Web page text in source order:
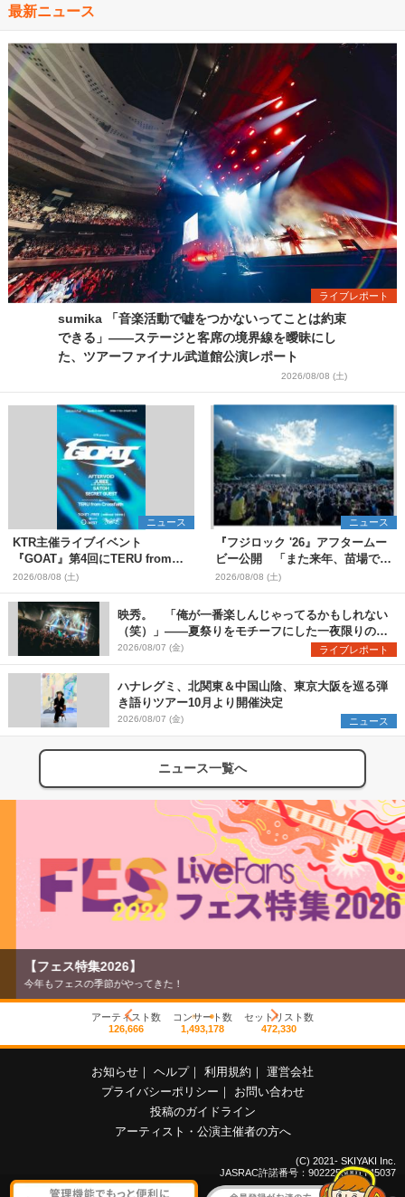
最新ニュース
ライブレポート
sumika 「音楽活動で嘘をつかないってことは約束
できる」――ステージと客席の境界線を曖昧にし
た、ツアーファイナル武道館公演レポート
2026/08/08 (土)
ニュース
KTR主催ライブイベント
『GOAT』第4回にTERU from
Crossfaithの出演が決定
2026/08/08 (土)
ニュース
『フジロック '26』アフタームー
ビー公開 「また来年、苗場でお
会いしましょう！」
2026/08/08 (土)
映秀。 「俺が一番楽しんじゃってるかもしれない
（笑）」――夏祭りをモチーフにした一夜限りのス
ペシャルライブ『色祭』レポート
2026/08/07 (金) ライブレポート
ハナレグミ、北関東＆中国山陰、東京大阪を巡る弾
き語りツアー10月より開催決定
2026/08/07 (金) ニュース
ニュース一覧へ
【フェス特集2026】
今年もフェスの季節がやってきた！
アーティスト数
126,666
コンサート数
1,493,178
セットリスト数
472,330
お知らせ ヘルプ 利用規約
運営会社
プライバシーポリシー
お問い合わせ
投稿のガイドライン
アーティスト・公演主催者の方へ
(C) 2021- SKIYAKI Inc.
JASRAC許諾番号：9022255001Y45037